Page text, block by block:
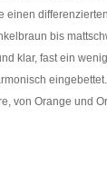
bis
klar, fast ein
von Orange und